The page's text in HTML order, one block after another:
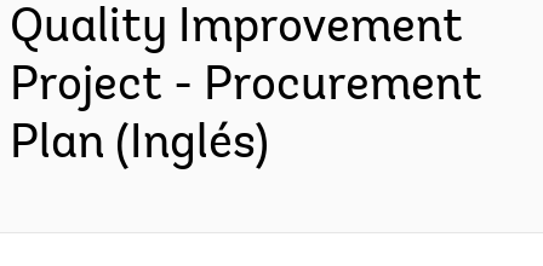
Quality Improvement
Project - Procurement
Plan (Inglés)